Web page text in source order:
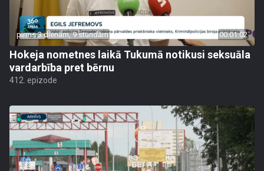
pirms 3 dienām, 9 stundām 00:01:02
Hokeja nometnes laikā Tukumā notikusi seksuāla
vardarbība pret bērnu
412. epizode